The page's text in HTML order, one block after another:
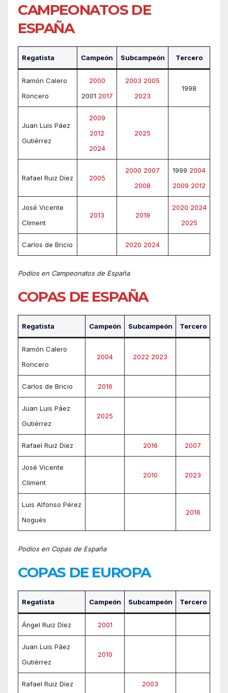
CAMPEONATOS DE
ESPAÑA
Regatista Campeón Subcampeón Tercero
Ramón Calero
Roncero
2000
2001 2017
2003 2005
2023
1998
Juan Luis Páez
Gutiérrez
2009
2012
2024
2025
Rafael Ruiz Díez 2005
2000 2007
2008
1999 2004
2009 2012
José Vicente
Climent
2013 2019
2020 2024
2025
Carlos de Bricio 2020 2024
Podios en Campeonatos de España
COPAS DE ESPAÑA
Regatista Campeón Subcampeón Tercero
Ramón Calero
Roncero
2004 2022 2023
Carlos de Bricio 2016
Juan Luis Páez
Gutiérrez
2025
Rafael Ruiz Díez 2016 2007
José Vicente
Climent
2010 2023
Luis Alfonso Pérez
Nogués
2016
Podios en Copas de España
COPAS DE EUROPA
Regatista Campeón Subcampeón Tercero
Ángel Ruiz Díez 2001
Juan Luis Páez
Gutiérrez
2010
Rafael Ruiz Díez 2003